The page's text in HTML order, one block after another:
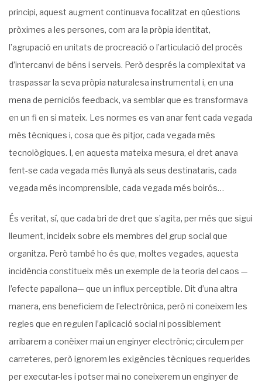
principi, aquest augment continuava focalitzat en qüestions
pròximes a les persones, com ara la pròpia identitat,
l’agrupació en unitats de procreació o l’articulació del procés
d’intercanvi de béns i ser­veis. Però després la complexitat va
traspassar la seva pròpia naturalesa instrumental i, en una
mena de perniciós feedback, va semblar que es transformava
en un fi en si mateix. Les normes es van anar fent cada vegada
més tècniques i, cosa que és pitjor, cada vegada més
tecnològiques. I, en aquesta mateixa mesura, el dret anava
fent-se cada vegada més llunyà als seus destinataris, cada
vegada més incomprensible, cada vegada més boirós…
És veritat, sí, que cada bri de dret que s’agita, per més que sigui
lleument, incideix sobre els membres del grup social que
organitza. Però també ho és que, moltes ve­gades, aquesta
incidència constitueix més un exemple de la teoria del caos —
l’efecte papallona— que un influx perceptible. Dit d’una altra
manera, ens beneficiem de l’electrònica, però ni coneixem les
regles que en regulen l’aplicació social ni possiblement
arribarem a conèixer mai un enginyer electrònic; circulem per
carreteres, però ignorem les exigències tècniques requerides
per executar-les i potser mai no coneixerem un enginyer de